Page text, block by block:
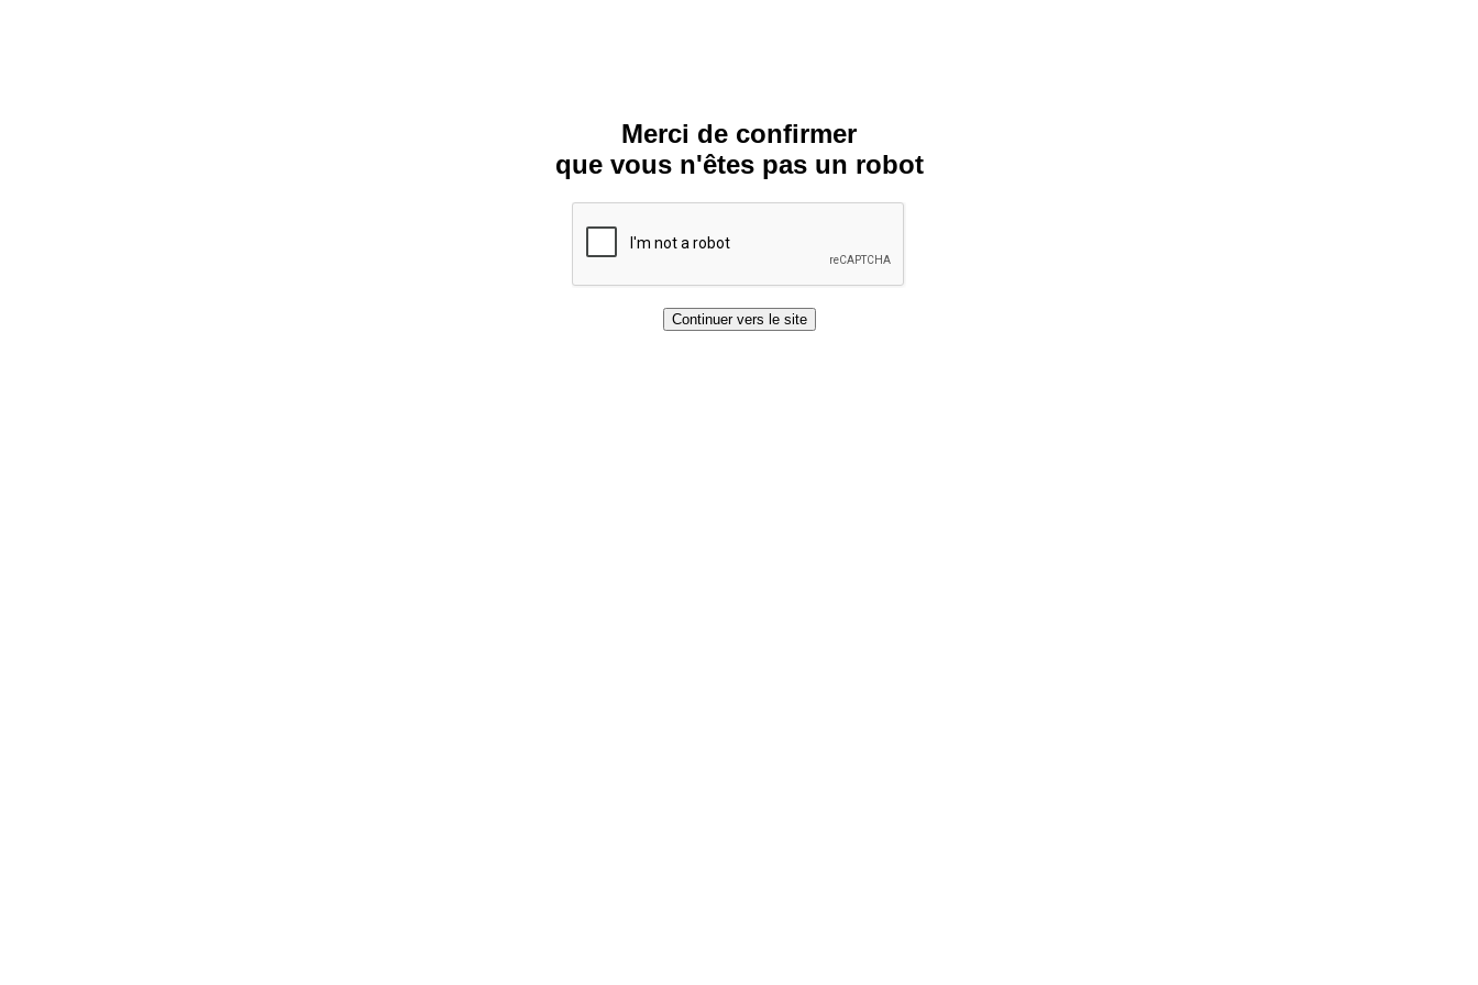
Merci de confirmer
que vous n'êtes pas un robot
Continuer vers le site